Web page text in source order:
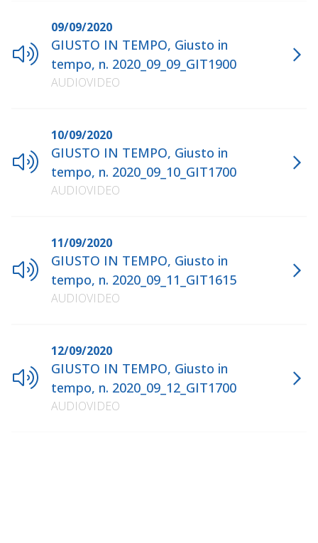
09/09/2020
GIUSTO IN TEMPO, Giusto in
tempo, n. 2020_09_09_GIT1900
AUDIOVIDEO
10/09/2020
GIUSTO IN TEMPO, Giusto in
tempo, n. 2020_09_10_GIT1700
AUDIOVIDEO
11/09/2020
GIUSTO IN TEMPO, Giusto in
tempo, n. 2020_09_11_GIT1615
AUDIOVIDEO
12/09/2020
GIUSTO IN TEMPO, Giusto in
tempo, n. 2020_09_12_GIT1700
AUDIOVIDEO